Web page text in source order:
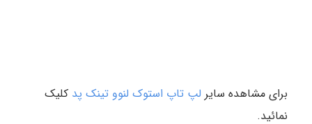
برای مشاهده سایر لپ تاپ استوک لنوو تینک پد کلیک
نمائید.